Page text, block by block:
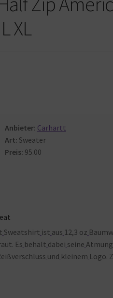
XL
Anbieter: Carhartt
Art: Sweater
Preis: 95.00
Sweatshirt ist aus 12,3 oz
Es behält dabei seine
und kleinem Logo.